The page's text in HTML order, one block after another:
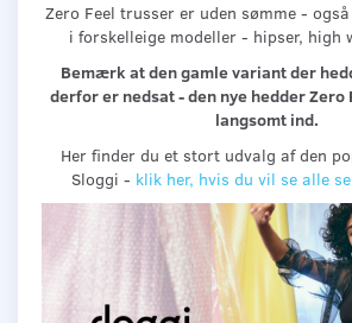
Zero Feel trusser er uden sømme -
i forskelleige modeller - hipser, high
Bemærk at den gamle variant der
derfor er nedsat - den nye hedder Zero
langsomt ind.
Her finder du et stort udvalg af den
Sloggi - klik her, hvis du vil se alle